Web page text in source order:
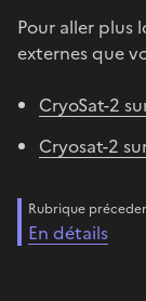
Pour aller plus
externes que
CryoSat-2
Cryosat-2
Rubrique
En détails